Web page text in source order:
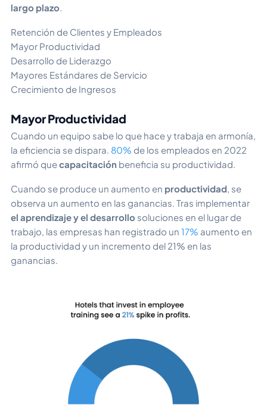
largo plazo.
Retención de Clientes y Empleados
Mayor Productividad
Desarrollo de Liderazgo
Mayores Estándares de Servicio
Crecimiento de Ingresos
Mayor Productividad
Cuando un equipo sabe lo que hace y trabaja en armonía,
la eficiencia se dispara. 80% de los empleados en 2022
afirmó quecapacitación beneficia su productividad.
Cuando se produce un aumento en productividad , se
observa un aumento en las ganancias. Tras implementar
el aprendizaje y el desarrollo soluciones en el lugar de
trabajo, las empresas han registrado un 17% aumento en
la productividad y un incremento del 21% en las
ganancias.